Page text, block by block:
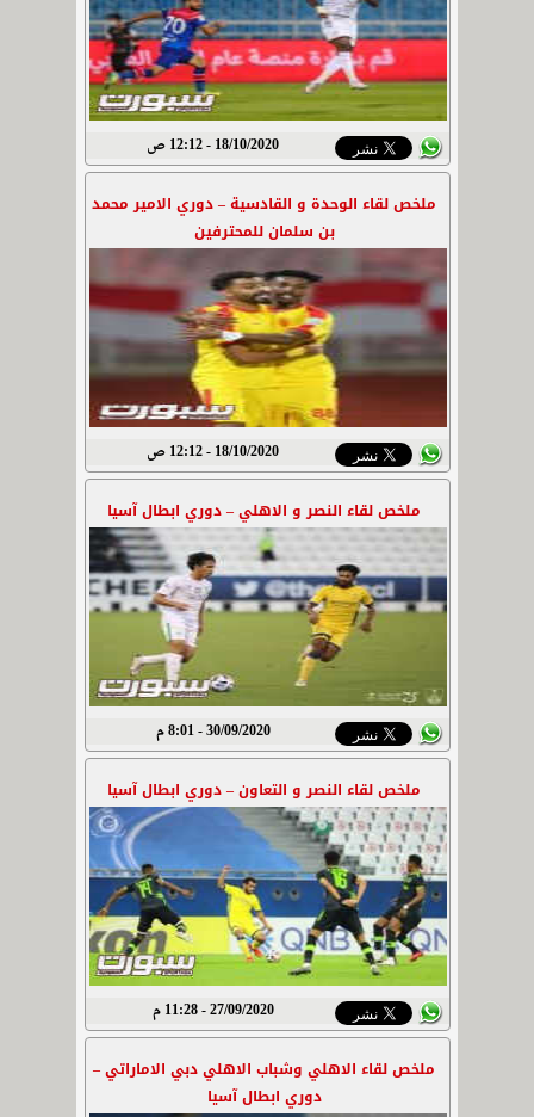
18/10/2020 - 12:12 ص
ملخص لقاء الوحدة و القادسية – دوري الامير محمد
بن سلمان للمحترفين
18/10/2020 - 12:12 ص
ملخص لقاء النصر و الاهلي – دوري ابطال آسيا
30/09/2020 - 8:01 م
ملخص لقاء النصر و التعاون – دوري ابطال آسيا
27/09/2020 - 11:28 م
ملخص لقاء الاهلي وشباب الاهلي دبي الاماراتي –
دوري ابطال آسيا